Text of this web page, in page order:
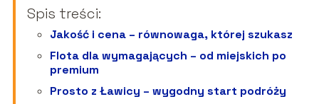
Spis treści:
Jakość i cena – równowaga, której szukasz
Flota dla wymagających – od miejskich po
premium
Prosto z Ławicy – wygodny start podróży